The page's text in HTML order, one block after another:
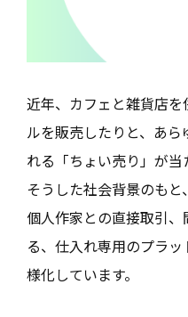
近年、カフェと雑貨店
ルを販売したりと、あ
れる「ちょい売り」が当
そうした社会背景のも
個人作家との直接取引
る、仕入れ専用のプラ
様化しています。